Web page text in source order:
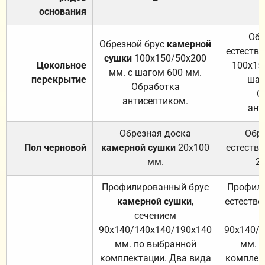
основания
Цокольное
перекрытие
Обрезной брус камерной
сушки 100х150/50х200
мм. с шагом 600 мм.
Обработка
антисептиком.
Пол черновой
Обрезная доска
камерной сушки 20х100
мм.
Профилированный брус
камерной сушки,
сечением
90х140/140х140/190х140
мм. по выбранной
комплектации. Два вида
90х140/
мм.